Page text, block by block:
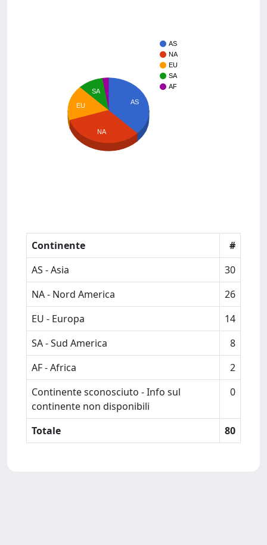
AS
NA
EU
SA
AF
AS
SA
EU
NA
Continente
#
AS - Asia
30
NA - Nord America
26
EU - Europa
14
SA - Sud America
8
AF - Africa
2
Continente sconosciuto - Info sul
continente non disponibili
0
Totale 80